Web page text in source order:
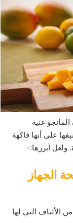
غنية
على أنها فاكهة
ولعل أبرزها:-
الجهاز
الألياف التي لها